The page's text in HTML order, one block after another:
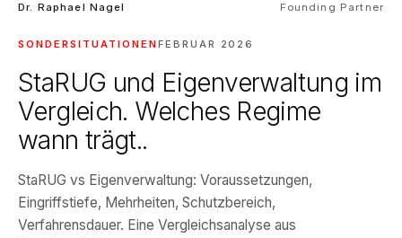
Dr. Raphael Nagel Founding Partner
SONDERSITUATIONENFEBRUAR 2026
StaRUG und Eigenverwaltung im
Vergleich. Welches Regime
wann trägt..
StaRUG vs Eigenverwaltung: Voraussetzungen,
Eingriffstiefe, Mehrheiten, Schutzbereich,
Verfahrensdauer. Eine Vergleichsanalyse aus